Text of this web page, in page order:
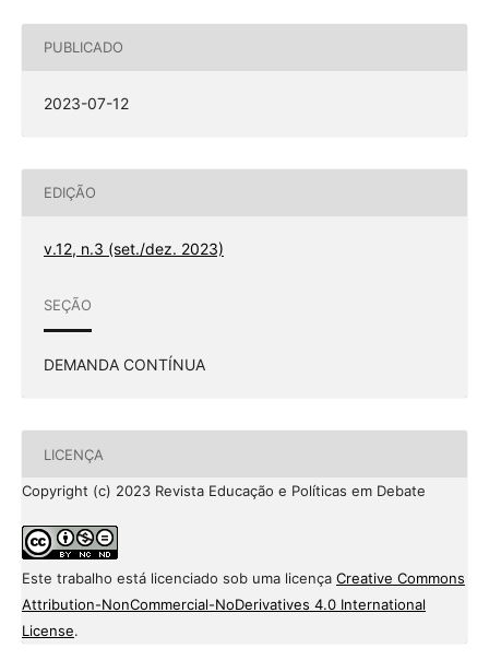
PUBLICADO
2023-07-12
EDIÇÃO
v.12, n.3 (set./dez. 2023)
SEÇÃO
DEMANDA CONTÍNUA
LICENÇA
Copyright (c) 2023 Revista Educação e Políticas em Debate
Este trabalho está licenciado sob uma licença Creative Commons
Attribution-NonCommercial-NoDerivatives 4.0 International
License.